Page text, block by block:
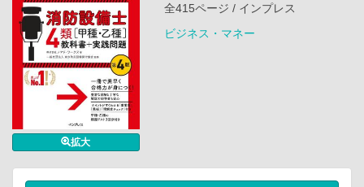
拡大
全415ページ / インプレス
ビジネス・マネー